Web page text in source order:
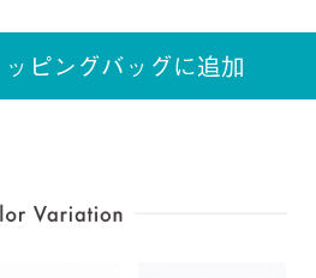
ッピングバッグに追加